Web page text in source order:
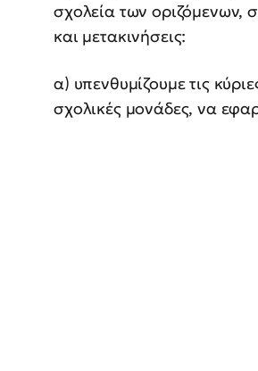
σχολεία των οριζόμενων,
και μετακινήσεις:
α) υπενθυμίζουμε τις
σχολικές μονάδες, να